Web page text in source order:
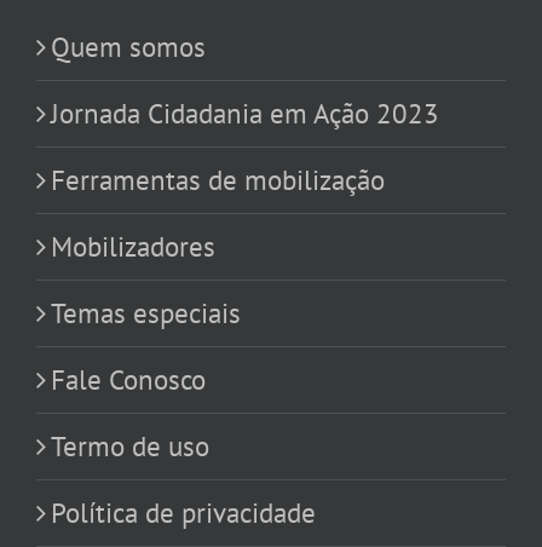
Quem somos
Jornada Cidadania em Ação 2023
Ferramentas de mobilização
Mobilizadores
Temas especiais
Fale Conosco
Termo de uso
Política de privacidade